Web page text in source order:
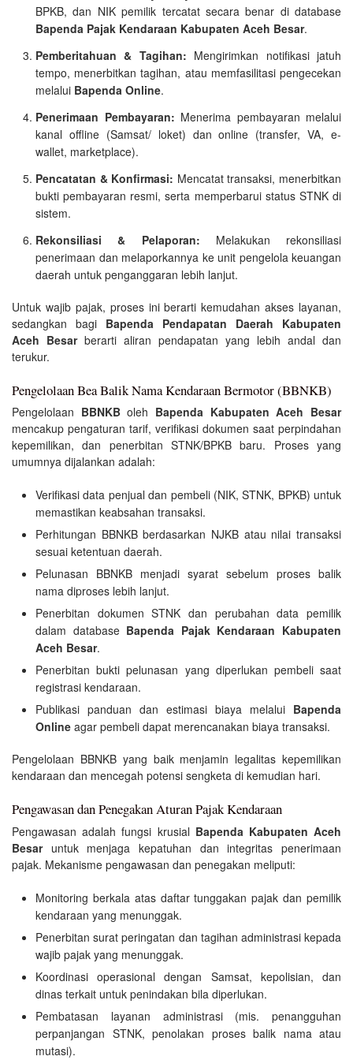
BPKB, dan NIK pemilik tercatat secara benar di database
Bapenda Pajak Kendaraan Kabupaten Aceh Besar.
Pemberitahuan & Tagihan: Mengirimkan notifikasi jatuh
tempo, menerbitkan tagihan, atau memfasilitasi pengecekan
melalui Bapenda Online.
Penerimaan Pembayaran: Menerima pembayaran melalui
kanal offline (Samsat/ loket) dan online (transfer, VA, e-
wallet, marketplace).
Pencatatan & Konfirmasi: Mencatat transaksi, menerbitkan
bukti pembayaran resmi, serta memperbarui status STNK di
sistem.
Rekonsiliasi & Pelaporan: Melakukan rekonsiliasi
penerimaan dan melaporkannya ke unit pengelola keuangan
daerah untuk penganggaran lebih lanjut.
Untuk wajib pajak, proses ini berarti kemudahan akses layanan,
sedangkan bagi Bapenda Pendapatan Daerah Kabupaten
Aceh Besarberarti aliran pendapatan yang lebih andal dan
terukur.
Pengelolaan Bea Balik Nama Kendaraan Bermotor (BBNKB)
Pengelolaan BBNKBoleh Bapenda Kabupaten Aceh Besar
mencakup pengaturan tarif, verifikasi dokumen saat perpindahan
kepemilikan, dan penerbitan STNK/BPKB baru. Proses yang
umumnya dijalankan adalah:
Verifikasi data penjual dan pembeli (NIK, STNK, BPKB) untuk
memastikan keabsahan transaksi.
Perhitungan BBNKB berdasarkan NJKB atau nilai transaksi
sesuai ketentuan daerah.
Pelunasan BBNKB menjadi syarat sebelum proses balik
nama diproses lebih lanjut.
Penerbitan dokumen STNK dan perubahan data pemilik
dalam database Bapenda Pajak Kendaraan Kabupaten
Aceh Besar.
Penerbitan bukti pelunasan yang diperlukan pembeli saat
registrasi kendaraan.
Publikasi panduan dan estimasi biaya melalui Bapenda
Online agar pembeli dapat merencanakan biaya transaksi.
Pengelolaan BBNKB yang baik menjamin legalitas kepemilikan
kendaraan dan mencegah potensi sengketa di kemudian hari.
Pengawasan dan Penegakan Aturan Pajak Kendaraan
Pengawasan adalah fungsi krusial Bapenda Kabupaten Aceh
Besaruntuk menjaga kepatuhan dan integritas penerimaan
pajak. Mekanisme pengawasan dan penegakan meliputi:
Monitoring berkala atas daftar tunggakan pajak dan pemilik
kendaraan yang menunggak.
Penerbitan surat peringatan dan tagihan administrasi kepada
wajib pajak yang menunggak.
Koordinasi operasional dengan Samsat, kepolisian, dan
dinas terkait untuk penindakan bila diperlukan.
Pembatasan layanan administrasi (mis. penangguhan
perpanjangan STNK, penolakan proses balik nama atau
mutasi).